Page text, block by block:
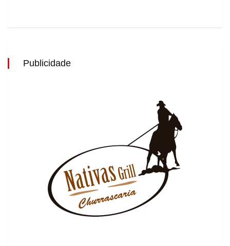
Publicidade